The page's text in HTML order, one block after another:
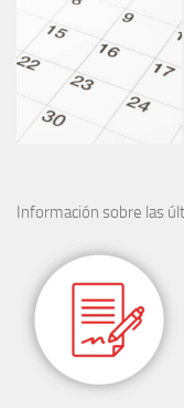
Información sobre las